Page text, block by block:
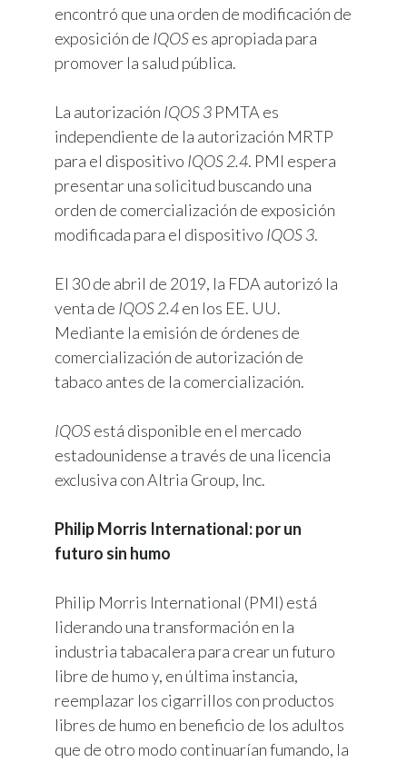
encontró que una orden de modificación de
exposición de IQOSes apropiada para
promover la salud pública.
La autorización IQOS 3 PMTA es
independiente de la autorización MRTP
para el dispositivo IQOS 2.4. PMI espera
presentar una solicitud buscando una
orden de comercialización de exposición
modificada para el dispositivo IQOS 3.
El 30 de abril de 2019, la FDA autorizó la
venta de IQOS 2.4en los EE. UU.
Mediante la emisión de órdenes de
comercialización de autorización de
tabaco antes de la comercialización.
IQOSestá disponible en el mercado
estadounidense a través de una licencia
exclusiva con Altria Group, Inc.
Philip Morris International: por un
futuro sin humo
Philip Morris International (PMI) está
liderando una transformación en la
industria tabacalera para crear un futuro
libre de humo y, en última instancia,
reemplazar los cigarrillos con productos
libres de humo en beneficio de los adultos
que de otro modo continuarían fumando, la